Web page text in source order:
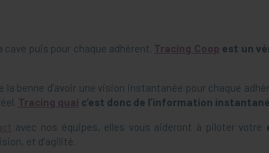
puis pour chaque adhérent. Tracing Coop est un
benne d’avoir une vision instantanée pour chaque
Tracing quai c’est donc de l’information
avec nos équipes, elles vous aideront à piloter votre
et d’agilité.